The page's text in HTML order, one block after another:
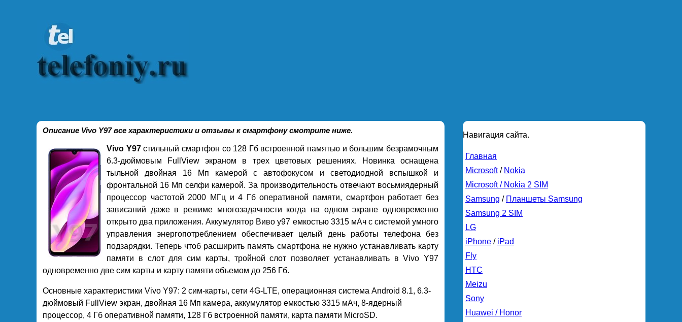
Описание Vivo Y97 все характеристики и отзывы к смартфону смотрите ниже.
Vivo Y97стильный смартфон со 128 Гб встроенной памятью и большим безрамочным
6.3-дюймовым FullView экраном в трех цветовых решениях. Новинка оснащена
тыльной двойная 16 Мп камерой с автофокусом и светодиодной вспышкой и
фронтальной 16 Мп селфи камерой. За производительность отвечают восьмиядерный
процессор частотой 2000 МГц и 4 Гб оперативной памяти, смартфон работает без
зависаний даже в режиме многозадачности когда на одном экране одновременно
открыто два приложения. Аккумулятор Виво у97 емкостью 3315 мАч с системой умного
управления энергопотреблением обеспечивает целый день работы телефона без
подзарядки. Теперь чтоб расширить память смартфона не нужно устанавливать карту
памяти в слот для сим карты, тройной слот позволяет устанавливать в Vivo Y97
одновременно две сим карты и карту памяти объемом до 256 Гб.
Основные характеристики Vivo Y97: 2 сим-карты, сети 4G-LTE, операционная система Android 8.1, 6.3-
дюймовый FullView экран, двойная 16 Мп камера, аккумулятор емкостью 3315 мАч, 8-ядерный
процессор, 4 Гб оперативной памяти, 128 Гб встроенной памяти, карта памяти MicroSD.
Навигация сайта.
Главная
Microsoft/ Nokia
Microsoft / Nokia 2 SIM
Samsung / Планшеты Samsung
Samsung 2 SIM
LG
iPhone / iPad
Fly
HTC
Meizu
Sony
Huawei / Honor